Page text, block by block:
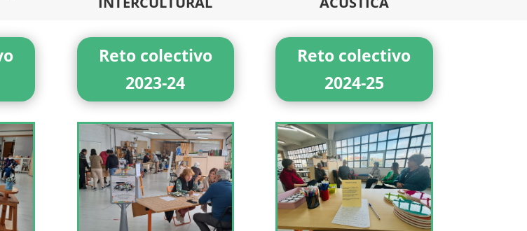
Reto colectivo
2023-24
Reto colectivo
2024-25